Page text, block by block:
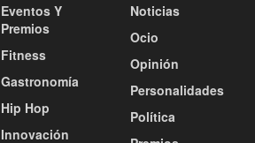
Eventos Y
Premios
Fitness
Gastronomía
Hip Hop
Innovación
Noticias
Ocio
Opinión
Personalidades
Política